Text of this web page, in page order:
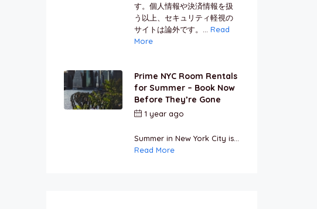
す。個人情報や決済情報を扱
う以上、セキュリティ軽視の
サイトは論外です。... Read
More
Prime NYC Room Rentals
for Summer – Book Now
Before They’re Gone
1 year ago
Summer in New York City is...
Read More